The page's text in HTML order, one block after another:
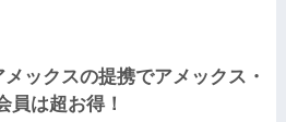
メックスの提携でアメックス・
員は超お得！